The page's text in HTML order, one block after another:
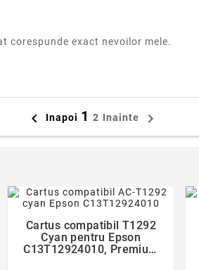
corespunde exact nevoilor mele.
 Inapoi 1 2 Inainte 

favorite_border
Cartus compatibil T1292
Cyan pentru Epson
C13T12924010, Premium